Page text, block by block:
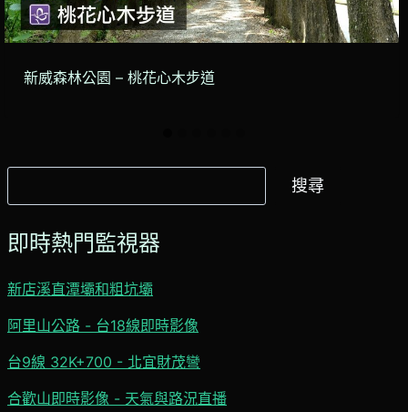
新威森林公園 – 桃花心木步道
尋
搜尋
即時熱門監視器
新店溪直潭壩和粗坑壩
阿里山公路 - 台18線即時影像
台9線 32K+700 - 北宜財茂彎
合歡山即時影像 - 天氣與路況直播